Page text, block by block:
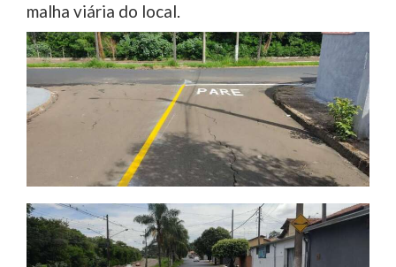
malha viária do local.